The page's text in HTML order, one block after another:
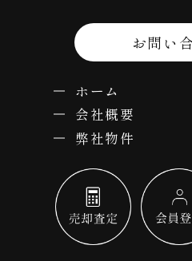
お問い
ホーム
会社概要
弊社物件